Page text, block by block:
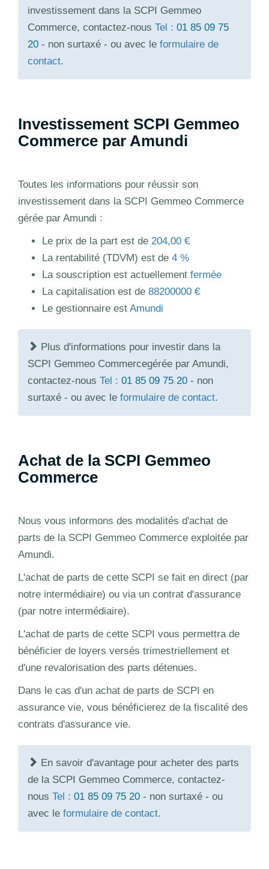
investissement dans la SCPI Gemmeo
Commerce, contactez-nous Tel : 01 85 09 75
20 - non surtaxé - ou avec le formulaire de
contact.
Investissement SCPI Gemmeo
Commerce par Amundi
Toutes les informations pour réussir son
investissement dans la SCPI Gemmeo Commerce
gérée par Amundi :
Le prix de la part est de 204,00 €
La rentabilité (TDVM) est de 4 %
La souscription est actuellement fermée
La capitalisation est de 88200000 €
Le gestionnaire est Amundi
Plus d'informations pour investir dans la
SCPI Gemmeo Commercegérée par Amundi,
contactez-nous Tel : 01 85 09 75 20 - non
surtaxé - ou avec le formulaire de contact.
Achat de la SCPI Gemmeo
Commerce
Nous vous informons des modalités d'achat de
parts de la SCPI Gemmeo Commerce exploitée par
Amundi.
L'achat de parts de cette SCPI se fait en direct (par
notre intermédiaire) ou via un contrat d'assurance
(par notre intermédiaire).
L'achat de parts de cette SCPI vous permettra de
bénéficier de loyers versés trimestriellement et
d'une revalorisation des parts détenues.
Dans le cas d'un achat de parts de SCPI en
assurance vie, vous bénéficierez de la fiscalité des
contrats d'assurance vie.
En savoir d'avantage pour acheter des parts
de la SCPI Gemmeo Commerce, contactez-
nous Tel : 01 85 09 75 20 - non surtaxé - ou
avec le formulaire de contact.